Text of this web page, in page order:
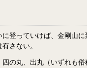
登っていけば、金剛山
さない。
の丸、出丸（いずれも